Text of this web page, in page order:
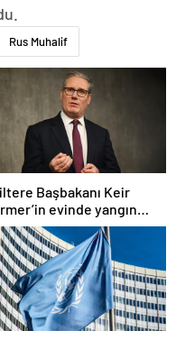
Rus Muhalif
Başbakanı Keir
evinde yangın